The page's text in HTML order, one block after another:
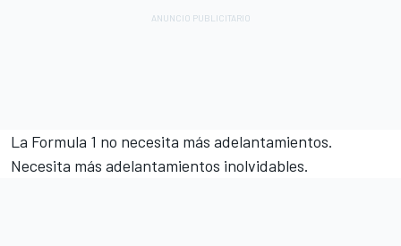
La Formula 1 no necesita más adelantamientos.
Necesita más adelantamientos inolvidables.